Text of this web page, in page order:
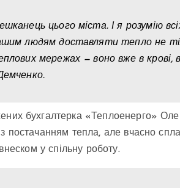
цього міста. І я розумію
людям доставляти тепло не
мережах — воно вже в крові,
бухгалтерка «Теплоенерго»
постачанням тепла, але вчасно
у спільну роботу.